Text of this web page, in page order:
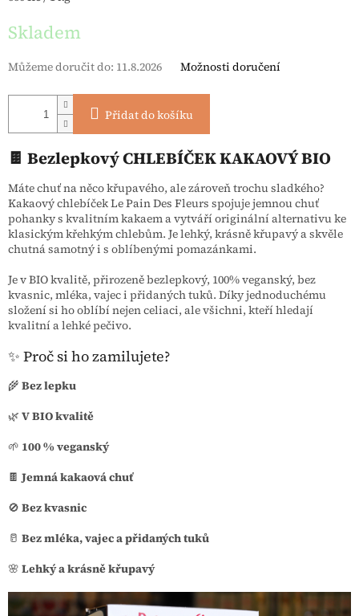
Skladem
Můžeme doručit do: 11.8.2026 Možnosti doručení
Přidat do košíku
🍫 Bezlepkový CHLEBÍČEK KAKAOVÝ BIO
Máte chuť na něco křupavého, ale zároveň trochu sladkého?
Kakaový chlebíček Le Pain Des Fleurs spojuje jemnou chuť
pohanky s kvalitním kakaem a vytváří originální alternativu ke
klasickým křehkým chlebům. Je lehký, krásně křupavý a skvěle
chutná samotný i s oblíbenými pomazánkami.
Je v BIO kvalitě, přirozeně bezlepkový, 100% veganský, bez
kvasnic, mléka, vajec i přidaných tuků. Díky jednoduchému
složení si ho oblíbí nejen celiaci, ale všichni, kteří hledají
kvalitní a lehké pečivo.
✨ Proč si ho zamilujete?
🌾 Bez lepku
🌿 V BIO kvalitě
🌱 100 % veganský
🍫 Jemná kakaová chuť
🚫 Bez kvasnic
🥛 Bez mléka, vajec a přidaných tuků
🌸 Lehký a krásně křupavý